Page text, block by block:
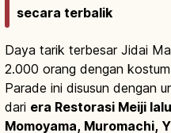
secara terbalik
Daya tarik terbesar Jidai
2.000 orang dengan
Parade ini disusun dengan
dari era Restorasi Meiji
Momoyama, Muromachi,